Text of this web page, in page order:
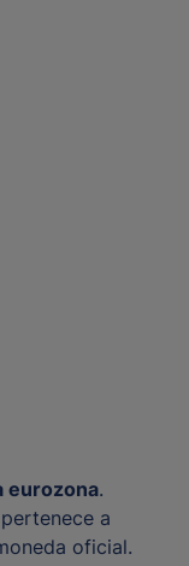
eurozona.
a
oficial.